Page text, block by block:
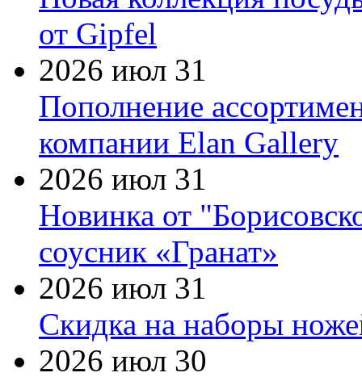
от Gipfel
2026 июл 31
Пополнение
компании Elan Gallery
2026 июл 31
Новинка от
соусник «Гранат»
2026 июл 31
Скидка на наборы
2026 июл 30